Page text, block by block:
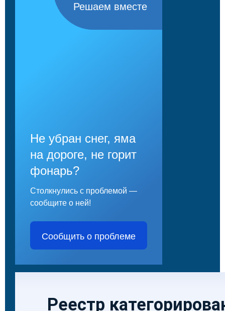
Решаем вместе
Не убран снег, яма
на дороге, не горит
фонарь?
Столкнулись с проблемой —
сообщите о ней!
Сообщить о проблеме